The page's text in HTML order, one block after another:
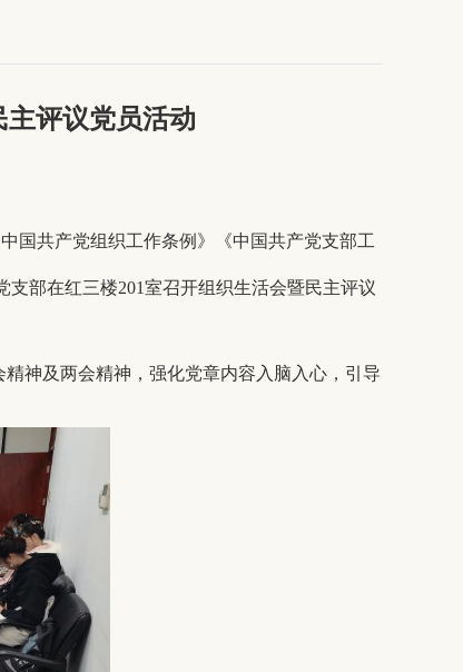
评议党员活动
国共产党组织工作条例》《中国共产党支部工
部在红三楼201室召开组织生活会暨民主评议
神及两会精神，强化党章内容入脑入心，引导